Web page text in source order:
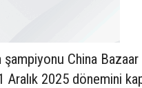
şampiyonu China
Aralık 2025 dönemini